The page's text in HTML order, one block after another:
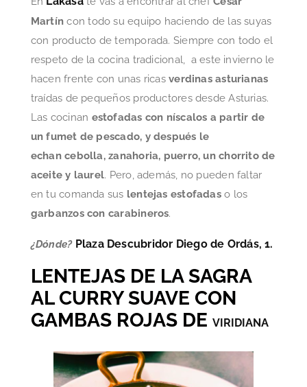
Martín con todo su equipo haciendo de las suyas
con producto de temporada. Siempre con todo el
respeto de la cocina tradicional, a este invierno le
hacen frente con unas ricasverdinas asturianas
traídas de pequeños productores desde Asturias.
Las cocinan estofadas con níscalos a partir de
un fumet de pescado, y después le
echan cebolla, zanahoria, puerro, un chorrito de
aceite y laurel. Pero, además, no pueden faltar
en tu comanda sus lentejas estofadaso los
garbanzos con carabineros.
¿Dónde? Plaza Descubridor Diego de Ordás, 1.
LENTEJAS DE LA SAGRA
AL CURRY SUAVE CON
GAMBAS ROJAS DE VIRIDIANA